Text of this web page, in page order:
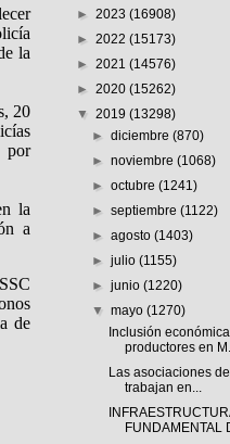
la
20
por
la
a
de
► 2023 (16908)
► 2022 (15173)
► 2021 (14576)
► 2020 (15262)
▼ 2019 (13298)
►diciembre(870)
►noviembre(1068)
►octubre(1241)
►septiembre(1122)
►agosto(1403)
►julio(1155)
►junio(1220)
▼mayo(1270)
Inclusión
productores en
Las asociaciones
trabajan en...
FUNDAMENTAL